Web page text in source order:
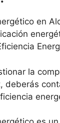
en
la
deberás